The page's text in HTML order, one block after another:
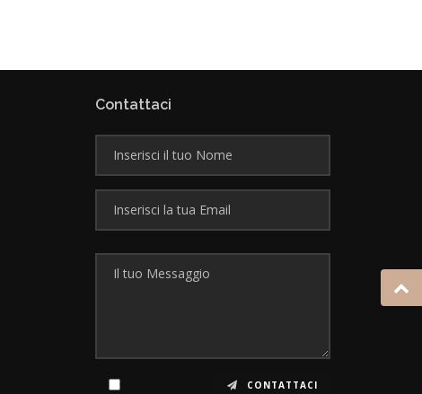
Contattaci
CONTATTACI